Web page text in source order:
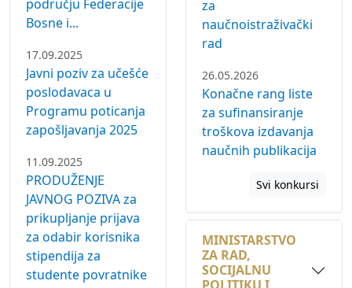
17.09.2025
poslodavaca u
Programu poticanja
zapošljavanja 2025
11.09.2025
JAVNOG POZIVA za
prikupljanje prijava
za odabir korisnika
stipendija za
studente povratnike
sa područja
povratničkih općina
rad
26.05.2026
za sufinansiranje
troškova izdavanja
naučnih publikacija
Svi konkursi
ZA RAD,
SOCIJALNU
POLITIKU I
POVRATAK